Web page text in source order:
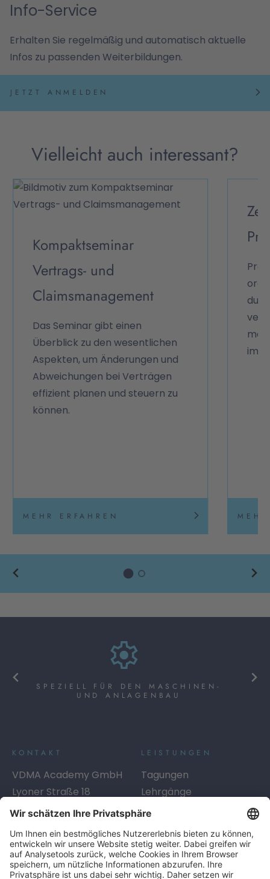
Info-Service
Erhalten Sie regelmäßig und automatisch aktuelle
Infos zu passenden Weiterbildungen.
JETZT ANMELDEN
Vielleicht auch interessant?
Kompaktseminar
Vertrags- und
Claimsmanagement
Das Seminar gibt einen
Überblick zu den wesentlichen
Aspekten, um Änderungen und
Abweichungen bei Verträgen
effizient planen und steuern zu
können.
MEHR ERFAHREN
im
SPEZIELL FÜR DEN MASCHINEN-
UND ANLAGENBAU
KONTAKT
VDMA Academy GmbH
Lyoner Straße 18
60528Frankfurt am Main
E-Mail:academy@vdma.eu
LEISTUNGEN
Tagungen
Lehrgänge
Seminare
Beratung
SERVICE LINKS